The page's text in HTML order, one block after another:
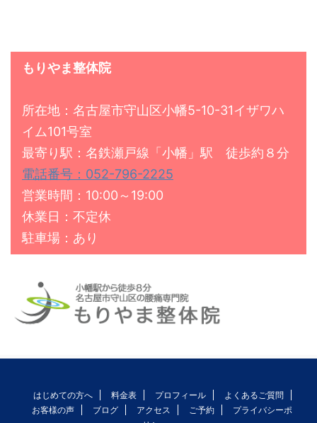
もりやま整体院
所在地：名古屋市守山区小幡5-10-31イザワハ
イム101号室
最寄り駅：名鉄瀬戸線「小幡」駅 徒歩約８分
電話番号：052-796-2225
営業時間：10:00～19:00
休業日：不定休
駐車場：あり
はじめての方へ 料金表 プロフィール
よくあるご質問
お客様の声
ブログ アクセス ご予約
プライバシーポ